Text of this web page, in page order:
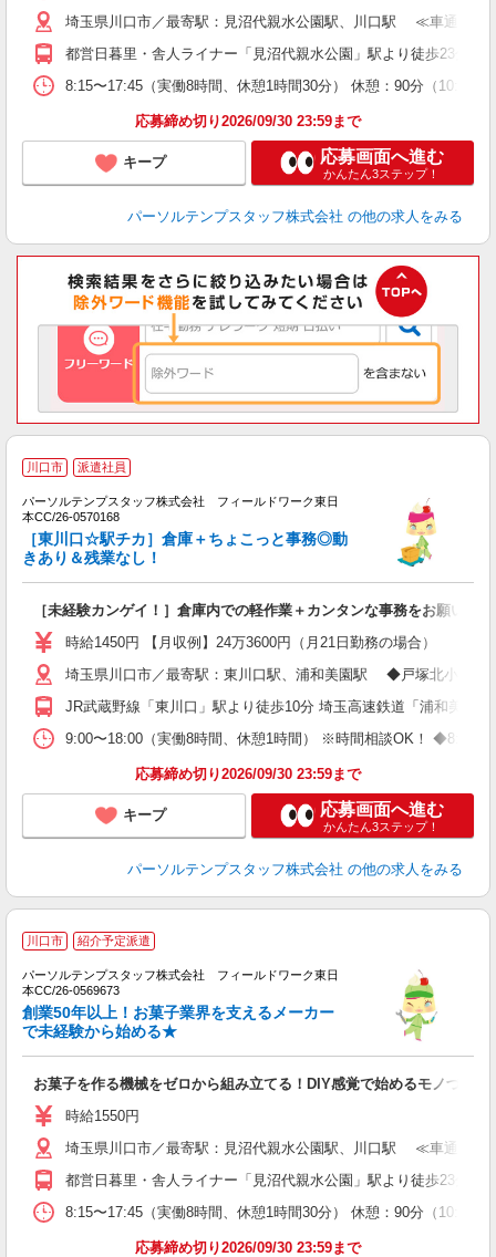
埼玉県川口市／最寄駅：見沼代親水公園駅、川口駅 ≪車通勤可
都営日暮里・舎人ライナー「見沼代親水公園」駅より徒歩23分
8:15〜17:45（実働8時間、休憩1時間30分） 休憩：90分（10:00
応募締め切り2026/09/30 23:59まで
キープ 応募画面へ進む
かんたん3ステップ！
パーソルテンプスタッフ株式会社 の他の求人をみる
川口市 派遣社員
パーソルテンプスタッフ株式会社 フィールドワーク東日
本CC/26-0570168
［東川口☆駅チカ］倉庫＋ちょこっと事務◎動
きあり＆残業なし！
［未経験カンゲイ！］倉庫内での軽作業＋カンタンな事務をお願いし
時給1450円 【月収例】24万3600円（月21日勤務の場合）
埼玉県川口市／最寄駅：東川口駅、浦和美園駅 ◆戸塚北小の
JR武蔵野線「東川口」駅より徒歩10分 埼玉高速鉄道「浦和美園」
9:00〜18:00（実働8時間、休憩1時間） ※時間相談OK！ ◆8:30
応募締め切り2026/09/30 23:59まで
キープ 応募画面へ進む
かんたん3ステップ！
パーソルテンプスタッフ株式会社 の他の求人をみる
川口市 紹介予定派遣
パーソルテンプスタッフ株式会社 フィールドワーク東日
本CC/26-0569673
創業50年以上！お菓子業界を支えるメーカー
で未経験から始める★
お菓子を作る機械をゼロから組み立てる！DIY感覚で始めるモノづくり
時給1550円
埼玉県川口市／最寄駅：見沼代親水公園駅、川口駅 ≪車通勤可
都営日暮里・舎人ライナー「見沼代親水公園」駅より徒歩23分
8:15〜17:45（実働8時間、休憩1時間30分） 休憩：90分（10:00
応募締め切り2026/09/30 23:59まで